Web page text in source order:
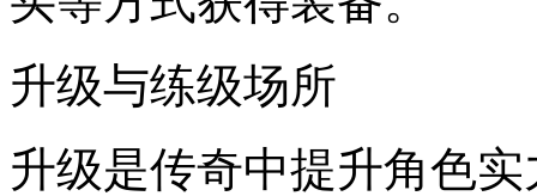
升级与练级场所
升级是传奇中提升角色